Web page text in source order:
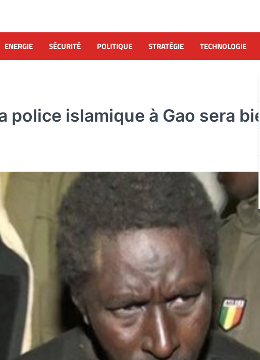
ENERGIE SÉCURITÉ POLITIQUE STRATÉGIE TECHNOLOGIE
police islamique à Gao sera